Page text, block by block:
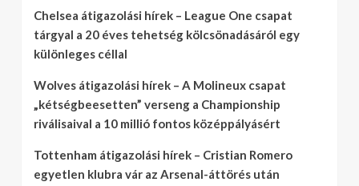
Chelsea átigazolási hírek – League One csapat
tárgyal a 20 éves tehetség kölcsönadásáról egy
különleges céllal
Wolves átigazolási hírek – A Molineux csapat
„kétségbeesetten” verseng a Championship
riválisaival a 10 millió fontos középpályásért
Tottenham átigazolási hírek – Cristian Romero
egyetlen klubra vár az Arsenal-áttörés után